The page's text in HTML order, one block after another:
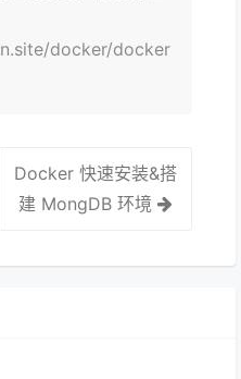
docker/docker
Docker 快速安装&搭
建 MongDB 环境